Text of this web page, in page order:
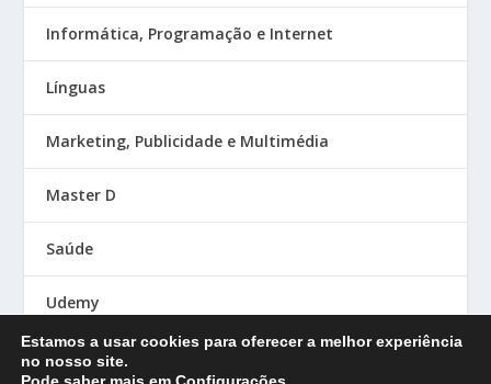
Informática, Programação e Internet
Línguas
Marketing, Publicidade e Multimédia
Master D
Saúde
Udemy
Estamos a usar cookies para oferecer a melhor experiência
no nosso site.